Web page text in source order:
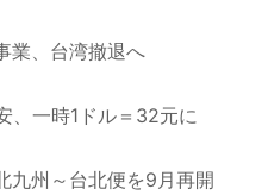
業、台湾撤退へ
、一時1ドル＝32元に
九州～台北便を9月再開